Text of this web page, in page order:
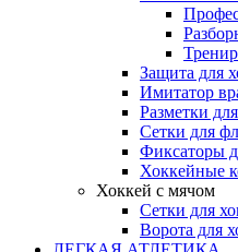
Защита для
Имитатор
Разметки
Сетки для
Фиксаторы
Хоккейные
Хоккей с мячом
Сетки для
Ворота для